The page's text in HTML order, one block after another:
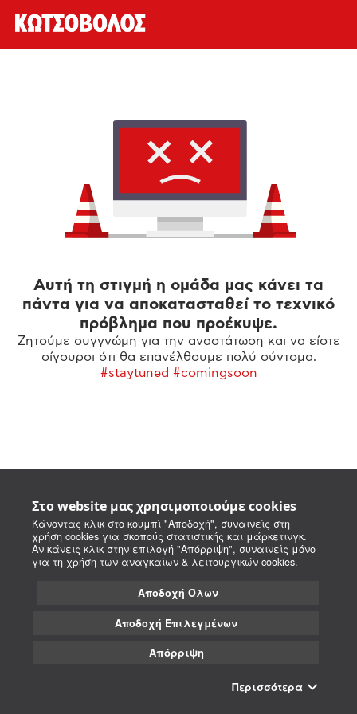
Στο website μας χρησιμοποιούμε cookies
Κάνοντας κλικ στο κουμπί "Αποδοχή", συναινείς στη
χρήση cookies για σκοπούς στατιστικής και μάρκετινγκ.
Αν κάνεις κλικ στην επιλογή "Απόρριψη", συναινείς μόνο
για τη χρήση των αναγκαίων & λειτουργικών cookies.
Αποδοχή Όλων
Αποδοχή Επιλεγμένων
Απόρριψη
Περισσότερα
Αυτή τη στιγμή η ομάδα μας κάνει τα
πάντα για να αποκατασταθεί το τεχνικό
πρόβλημα που προέκυψε.
Ζητούμε συγγνώμη για την αναστάτωση και να είστε
σίγουροι ότι θα επανέλθουμε πολύ σύντομα.
#staytuned #comingsoon